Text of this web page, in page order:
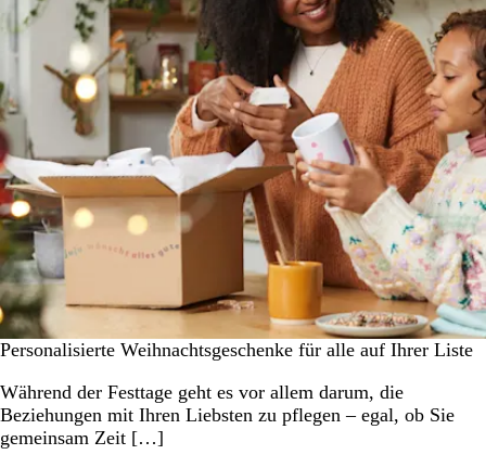
Personalisierte Weihnachtsgeschenke für alle auf Ihrer Liste
Während der Festtage geht es vor allem darum, die
Beziehungen mit Ihren Liebsten zu pflegen – egal, ob Sie
gemeinsam Zeit […]